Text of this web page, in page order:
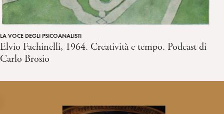
LA VOCE DEGLI PSICOANALISTI
Elvio Fachinelli, 1964. Creatività e tempo. Podcast di
Carlo Brosio